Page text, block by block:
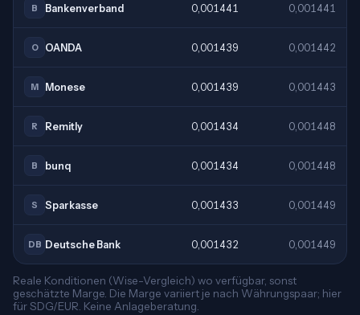
B Bankenverband 0,001441 0,001441
O OANDA 0,001439 0,001442
M Monese 0,001439 0,001443
R Remitly 0,001434 0,001448
B bunq 0,001434 0,001448
S Sparkasse 0,001433 0,001449
DB Deutsche Bank 0,001432 0,001449
Reale Konditionen (Wise-Vergleich) wo verfügbar, sonst
geschätzte Marge. Die Marge variiert je nach Währungspaar; hier
für SDG/EUR. Keine Anlageberatung.